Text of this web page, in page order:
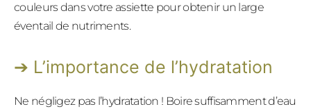
couleurs dans votre assiette pour obtenir un large
éventail de nutriments.
L’importance de l’hydratation
Ne négligez pas l’hydratation ! Boire suffisamment d’eau